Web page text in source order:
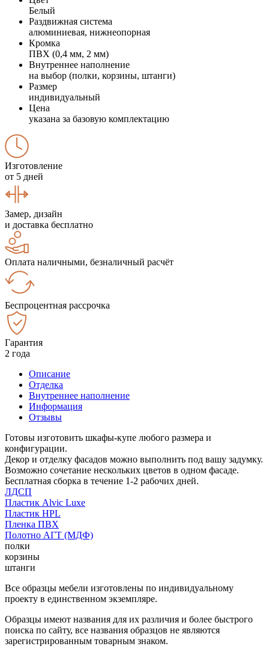
Белый
Раздвижная система
алюминиевая, нижнеопорная
Кромка
ПВХ (0,4 мм, 2 мм)
Внутреннее наполнение
на выбор (полки, корзины, штанги)
Размер
индивидуальный
Цена
указана за базовую комплектацию
Изготовление
от 5 дней
Замер, дизайн
и доставка бесплатно
Оплата наличными, безналичный расчёт
Беспроцентная рассрочка
Гарантия
2 года
Описание
Отделка
Внутреннее наполнение
Информация
Отзывы
Готовы изготовить шкафы-купе любого размера и
конфигурации.
Декор и отделку фасадов можно выполнить под вашу задумку.
Возможно сочетание нескольких цветов в одном фасаде.
Бесплатная сборка в течение 1-2 рабочих дней.
ЛДСП
Пластик Alvic Luxe
Пластик HPL
Пленка ПВХ
Полотно АГТ (МДФ)
полки
корзины
штанги
Все образцы мебели изготовлены по индивидуальному
проекту в единственном экземпляре.
Образцы имеют названия для их различия и более быстрого
поиска по сайту, все названия образцов не являются
зарегистрированным товарным знаком.